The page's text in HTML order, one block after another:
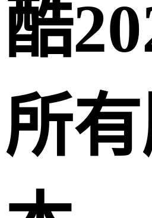
酷
所